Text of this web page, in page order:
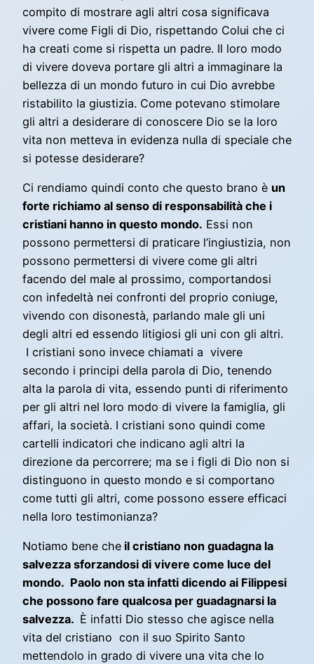
compito di mostrare agli altri cosa significava
vivere come Figli di Dio, rispettando Colui che ci
ha creati come si rispetta un padre. Il loro modo
di vivere doveva portare gli altri a immaginare la
bellezza di un mondo futuro in cui Dio avrebbe
ristabilito la giustizia. Come potevano stimolare
gli altri a desiderare di conoscere Dio se la loro
vita non metteva in evidenza nulla di speciale che
si potesse desiderare?
Ci rendiamo quindi conto che questo brano è un
forte richiamo al senso di responsabilità che i
cristiani hanno in questo mondo. Essi non
possono permettersi di praticare l’ingiustizia, non
possono permettersi di vivere come gli altri
facendo del male al prossimo, comportandosi
con infedeltà nei confronti del proprio coniuge,
vivendo con disonestà, parlando male gli uni
degli altri ed essendo litigiosi gli uni con gli altri.
I cristiani sono invece chiamati a vivere
secondo i principi della parola di Dio, tenendo
alta la parola di vita, essendo punti di riferimento
per gli altri nel loro modo di vivere la famiglia, gli
affari, la società. I cristiani sono quindi come
cartelli indicatori che indicano agli altri la
direzione da percorrere; ma se i figli di Dio non si
distinguono in questo mondo e si comportano
come tutti gli altri, come possono essere efficaci
nella loro testimonianza?
Notiamo bene che il cristiano non guadagna la
salvezza sforzandosi di vivere come luce del
mondo. Paolo non sta infatti dicendo ai Filippesi
che possono fare qualcosa per guadagnarsi la
salvezza. È infatti Dio stesso che agisce nella
vita del cristiano con il suo Spirito Santo
mettendolo in grado di vivere una vita che lo